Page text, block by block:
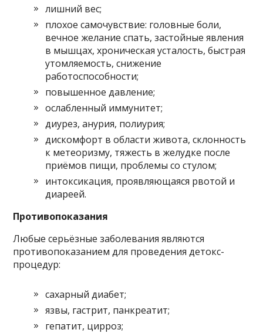
лишний вес;
плохое самочувствие: головные боли,
вечное желание спать, застойные явления
в мышцах, хроническая усталость, быстрая
утомляемость, снижение
работоспособности;
повышенное давление;
ослабленный иммунитет;
диурез, анурия, полиурия;
дискомфорт в области живота, склонность
к метеоризму, тяжесть в желудке после
приёмов пищи, проблемы со стулом;
интоксикация, проявляющаяся рвотой и
диареей.
Противопоказания
Любые серьёзные заболевания являются
противопоказанием для проведения детокс-
процедур:
сахарный диабет;
язвы, гастрит, панкреатит;
гепатит, цирроз;